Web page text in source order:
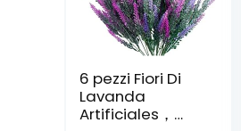
6 pezzi Fiori Di
Lavanda
Artificiales，